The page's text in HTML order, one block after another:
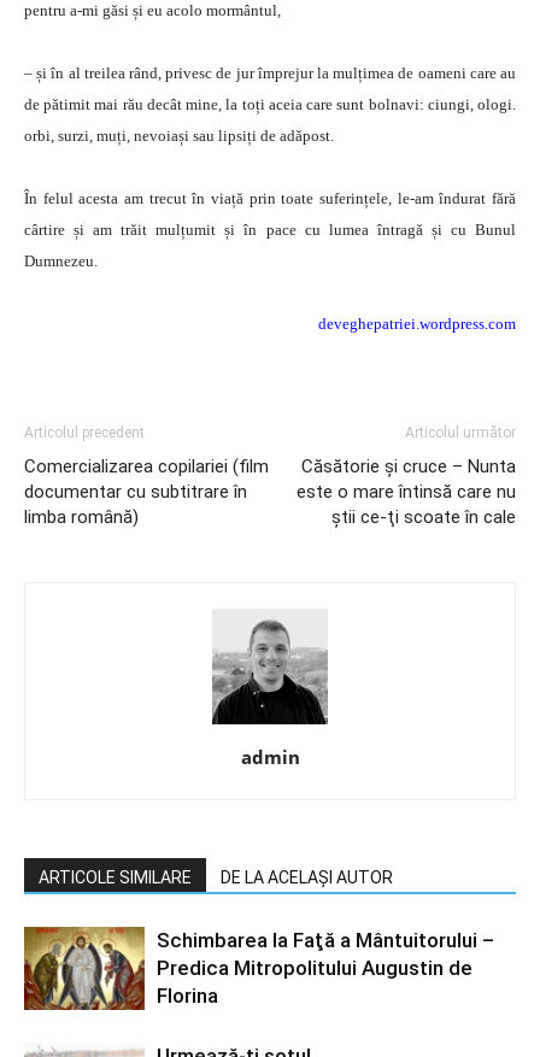
pentru a-mi găsi și eu acolo mormântul,
– și în al treilea rând, privesc de jur împrejur la mulțimea de oameni care au
de pătimit mai rău decât mine, la toți aceia care sunt bolnavi: ciungi, ologi.
orbi, surzi, muți, nevoiași sau lipsiți de adăpost.
În felul acesta am trecut în viață prin toate suferințele, le-am îndurat fără
cârtire și am trăit mulțumit și în pace cu lumea întragă și cu Bunul
Dumnezeu.
deveghepatriei.wordpress.com
Articolul precedent
Comercializarea copilariei (film
documentar cu subtitrare în
limba română)
Articolul următor
Căsătorie şi cruce – Nunta
este o mare întinsă care nu
ştii ce-ţi scoate în cale
admin
ARTICOLE SIMILARE DE LA ACELAȘI AUTOR
Schimbarea la Faţă a Mântuitorului –
Predica Mitropolitului Augustin de
Florina